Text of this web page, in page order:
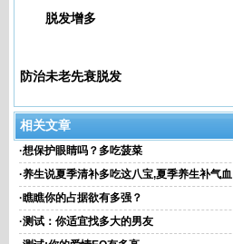
脱发增多
防治未老先衰脱发
相关文章
·想保护眼睛吗？多吃菠菜
·养生说夏季清补多吃这八宝,夏季养生补气血
·瞧瞧你的占据欲有多强？
·测试：你适宜找多大的男友